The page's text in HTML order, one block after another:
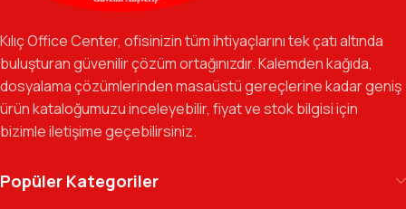
Özverili Takım Ruhu:İşini tutkuyla yapan, güler yüzlü ve çözüm
güvenilir bir yol arkadaşı olmayı hedefliyoruz.
Gelecek Vizyonu:Kurumsal kimliğimizi yeni iş birlikleri ve global
markalarla güçlendirerek, Türkiye genelinde müşteri ağımızı her
geçen gün büyütmeye devam ediyoruz.
Kılıç Office Center
arşivinizdeki dosyaya kadar her detayda yanınızda.
Kılıç Office Center, ofisinizin tüm ihtiyaçlarını tek çatı altında
buluşturan güvenilir çözüm ortağınızdır. Kalemden kağıda,
dosyalama çözümlerinden masaüstü gereçlerine kadar geniş
ürün kataloğumuzu inceleyebilir, fiyat ve stok bilgisi için
bizimle iletişime geçebilirsiniz.
Popüler Kategoriler